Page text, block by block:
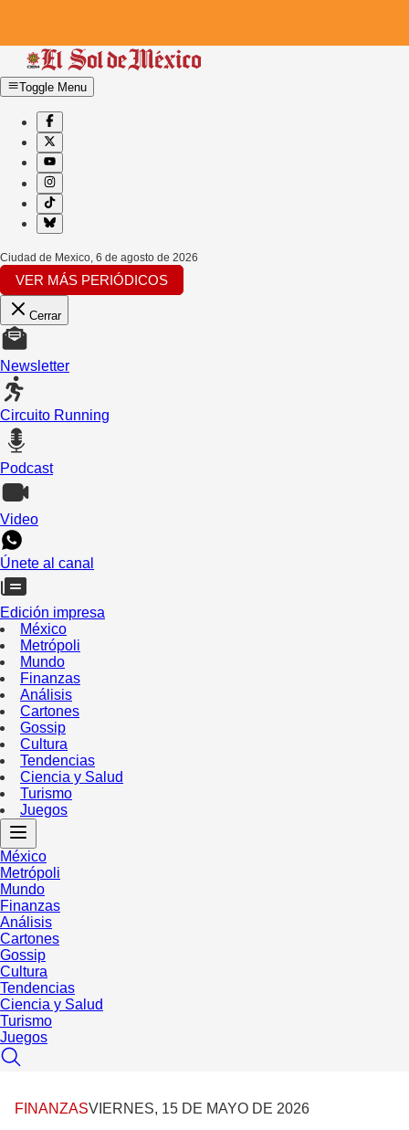
Toggle Menu
Ciudad de Mexico, 6 de agosto de 2026
VER MÁS PERIÓDICOS
Cerrar
Newsletter
Circuito Running
Podcast
Video
Únete al canal
Edición impresa
México
Metrópoli
Mundo
Finanzas
Análisis
Cartones
Gossip
Cultura
Tendencias
Ciencia y Salud
Turismo
Juegos
México
Metrópoli
Mundo
Finanzas
Análisis
Cartones
Gossip
Cultura
Tendencias
Ciencia y Salud
Turismo
Juegos
FINANZASVIERNES, 15 DE MAYO DE 2026